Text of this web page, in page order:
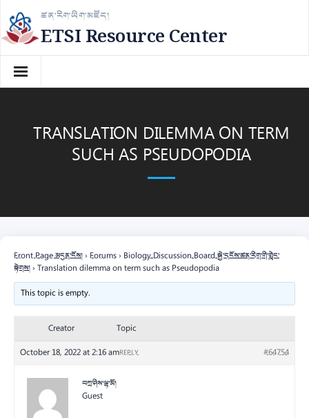
Skip
to
content
ཚན་རིག་ཡིག་མཛོད།
ETSI Resource Center
TRANSLATION DILEMMA ON TERM
SUCH AS PSEUDOPODIA
Front Page མདུན་ངོས།› Forums› Biology Discussion Board སྐྱེ་དངོས་ཚན་རིག་གི་གླེང་
སྟེགས།› Translation dilemma on term such as Pseudopodia
This topic is empty.
Creator
Topic
October 18, 2022 at 2:16 am
#64754
REPLY
བཀྲ་ཤིས་ལྷ་མོ།
Guest